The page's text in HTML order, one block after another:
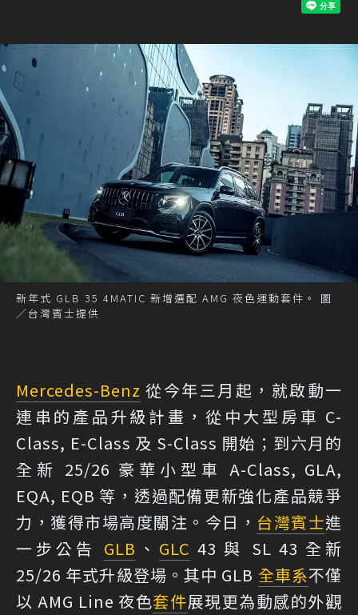
新年式 GLB 35 4MATIC 新增選配 AMG 夜色運動套件。 圖
／台灣賓士提供
Mercedes-Benz 從今年三月起，就啟動一
連串的產品升級計畫，從中大型房車 C-
Class, E-Class 及 S-Class 開始；到六月的
全新 25/26 豪華小型車 A-Class, GLA,
EQA, EQB 等，透過配備更新強化產品競爭
力，獲得市場高度關注。今日， 台灣賓士進
一步公告 GLB 、 GLC 43 與 SL 43 全新
25/26 年式升級登場。其中 GLB 全車系不僅
以 AMG Line 夜色套件展現更為動感的外觀